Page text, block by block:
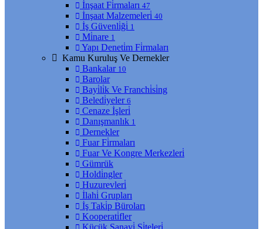
İnşaat Fi̇rmaları 47
İnşaat Malzemeleri̇ 40
İş Güvenli̇ği̇ 1
Mi̇nare 1
Yapı Deneti̇m Fi̇rmaları
Kamu Kuruluş Ve Dernekler
Bankalar 10
Barolar
Bayi̇li̇k Ve Franchi̇si̇ng
Beledi̇yeler 6
Cenaze İşleri̇
Danışmanlık 1
Dernekler
Fuar Fi̇rmaları
Fuar Ve Kongre Merkezleri̇
Gümrük
Holdi̇ngler
Huzurevleri̇
İlahi̇ Grupları
İş Taki̇p Büroları
Kooperati̇fler
Küçük Sanayi̇ Si̇teleri̇